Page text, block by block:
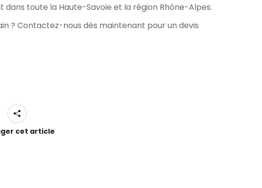
toute la Haute-Savoie et la région Rhône-Alpes.
? Contactez-nous dès maintenant pour un devis
cet article